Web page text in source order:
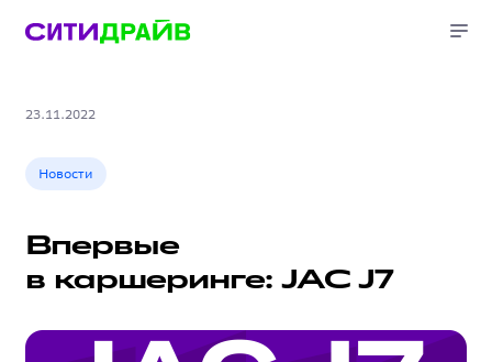
23.11.2022
Новости
Впервые
в каршеринге: JAC J7